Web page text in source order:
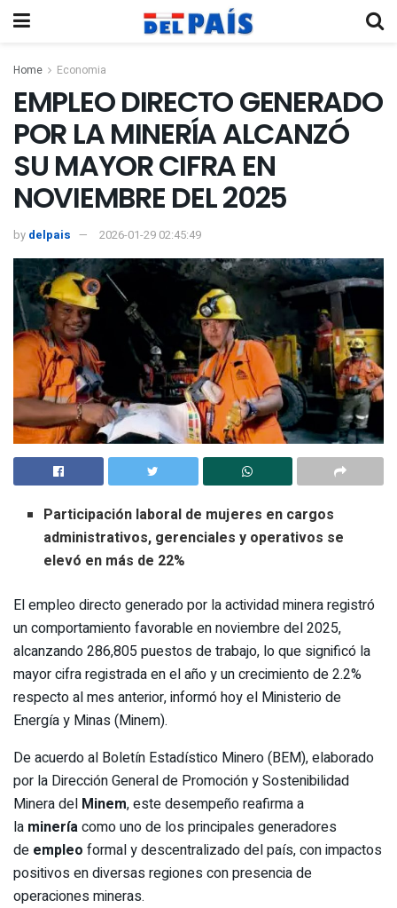
Home Economia
EMPLEO DIRECTO GENERADO
POR LA MINERÍA ALCANZÓ
SU MAYOR CIFRA EN
NOVIEMBRE DEL 2025
by delpais 2026-01-29 02:45:49
Participación laboral de mujeres en cargos
administrativos, gerenciales y operativos se
elevó en más de 22%
El empleo directo generado por la actividad minera registró
un comportamiento favorable en noviembre del 2025,
alcanzando 286,805 puestos de trabajo, lo que significó la
mayor cifra registrada en el año y un crecimiento de 2.2%
respecto al mes anterior, informó hoy el Ministerio de
Energía y Minas (Minem).
De acuerdo al Boletín Estadístico Minero (BEM), elaborado
por la Dirección General de Promoción y Sostenibilidad
Minera del Minem, este desempeño reafirma a
la mineríacomo uno de los principales generadores
de empleo formal y descentralizado del país, con impactos
positivos en diversas regiones con presencia de
operaciones mineras.